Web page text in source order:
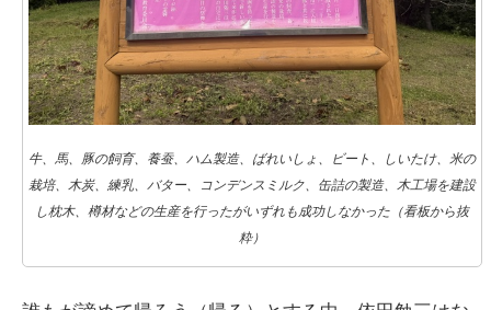
牛、馬、豚の飼育、養蚕、ハム製造、ばれいしょ、ビート、しいたけ、米の
栽培、木炭、練乳、バター、コンデンスミルク、缶詰の製造、木工場を建設
し枕木、樽材などの生産を行ったがいずれも成功しなかった（看板から抜
粋）